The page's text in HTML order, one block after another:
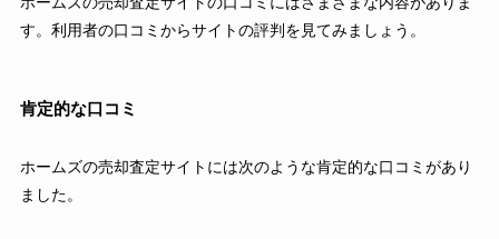
す。利用者の口コミからサイトの評判を見てみましょう。
肯定的な口コミ
ホームズの売却査定サイトには次のような肯定的な口コミがあり
ました。